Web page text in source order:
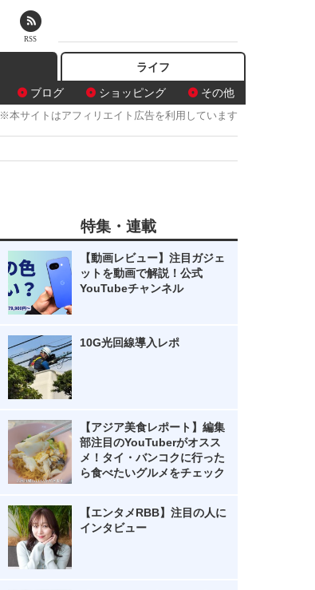
ブログ ショッピング その他
ライフ
※本サイトはアフィリエイト広告を利用しています
特集・連載
【動画レビュー】注目ガジェ
ットを動画で解説！公式
YouTubeチャンネル
10G光回線導入レポ
【アジア美食レポート】編集
部注目のYouTuberがオスス
メ！タイ・バンコクに行った
ら食べたいグルメをチェック
【エンタメRBB】注目の人に
インタビュー
RSS